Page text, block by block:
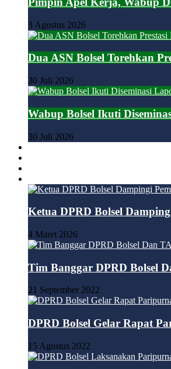
3 Agustus 2026
Dua ASN Bolsel Torehkan
30 Juli 2026
Wabup Bolsel Ikuti
30 Juli 2026
Ketua DPRD Bolsel
4 Maret 2026
Tim Banggar DPRD Bolsel
21 September 2022
DPRD Bolsel Gelar Rapat
15 Agustus 2022